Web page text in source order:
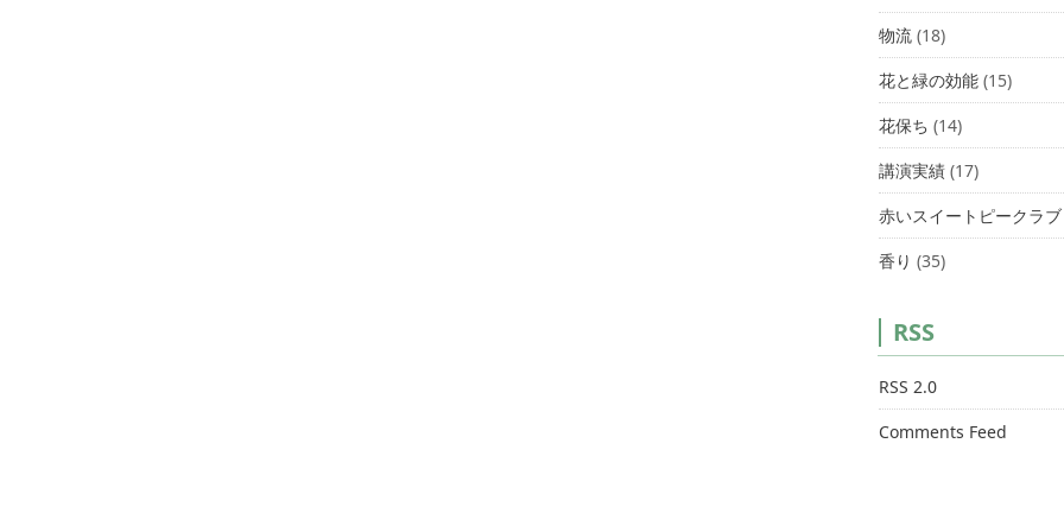
物流 (18)
花と緑の効能 (15)
花保ち (14)
講演実績 (17)
赤いスイートピークラブ
香り (35)
RSS
RSS 2.0
Comments Feed